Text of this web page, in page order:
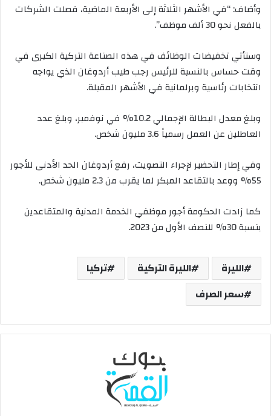
وأضاف: “في الأشهر الثلاثة إلى الأربعة الماضية، فصلت الشركات
بالفعل نحو 30 ألف موظف”.
وستأتي تخفيضات الوظائف في هذه الصناعة التركية الكبرى في
وقت حساس بالنسبة للرئيس رجب طيب أردوغان الذي يواجه
انتخابات رئاسية وبرلمانية في الأشهر المقبلة.
وبلغ معدل البطالة الإجمالي 10.2% في نوفمبر، وبلغ عدد
العاطلين عن العمل رسمياً 3.6 مليون شخص.
وفي إطار التحضير لإجراء التصويت، رفع أردوغان الحد الأدنى للأجور
55% ووعد بالتقاعد المبكر لما يقرب من 2.3 مليون شخص.
كما زادت الحكومة أجور موظفي الخدمة المدنية والمتقاعدين
بنسبة 30% للنصف الأول من 2023.
الليرة الليرة التركية
تركيا
سعر الصرف